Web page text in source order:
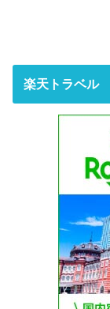
楽天トラベル